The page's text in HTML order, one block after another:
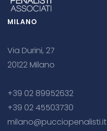
MILANO
Via Durini, 27
20122 Milano
+39 02 89952632
+39 02 45503730
milano@pucciopenalisti.it